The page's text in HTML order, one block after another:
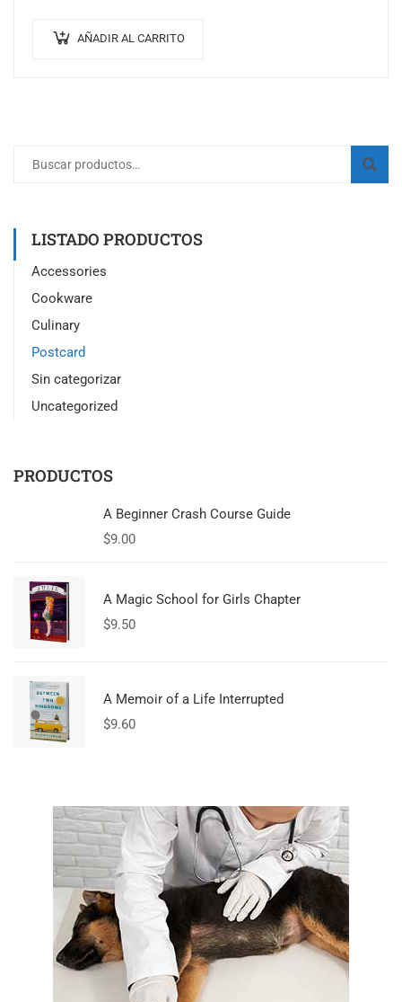
AÑADIR AL CARRITO
LISTADO PRODUCTOS
Accessories
Cookware
Culinary
Postcard
Sin categorizar
Uncategorized
PRODUCTOS
A Beginner Crash Course Guide
$9.00
A Magic School for Girls Chapter
$9.50
A Memoir of a Life Interrupted
$9.60